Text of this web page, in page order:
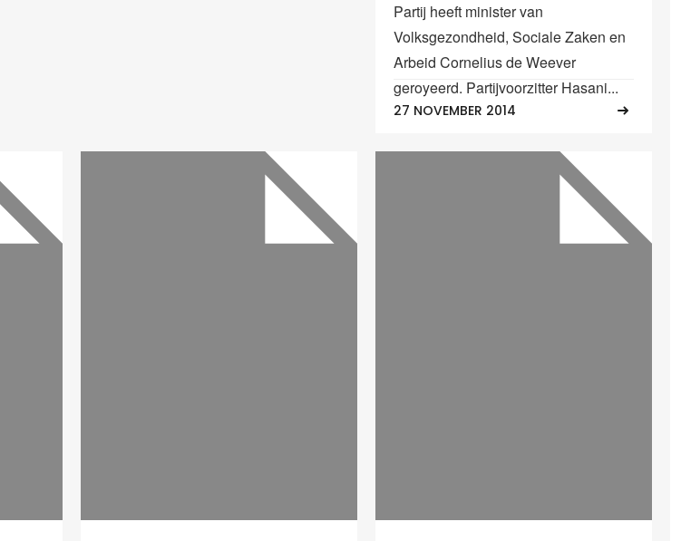
Partij heeft minister van
Volksgezondheid, Sociale Zaken en
Arbeid Cornelius de Weever
geroyeerd. Partijvoorzitter Hasani...
27 NOVEMBER 2014